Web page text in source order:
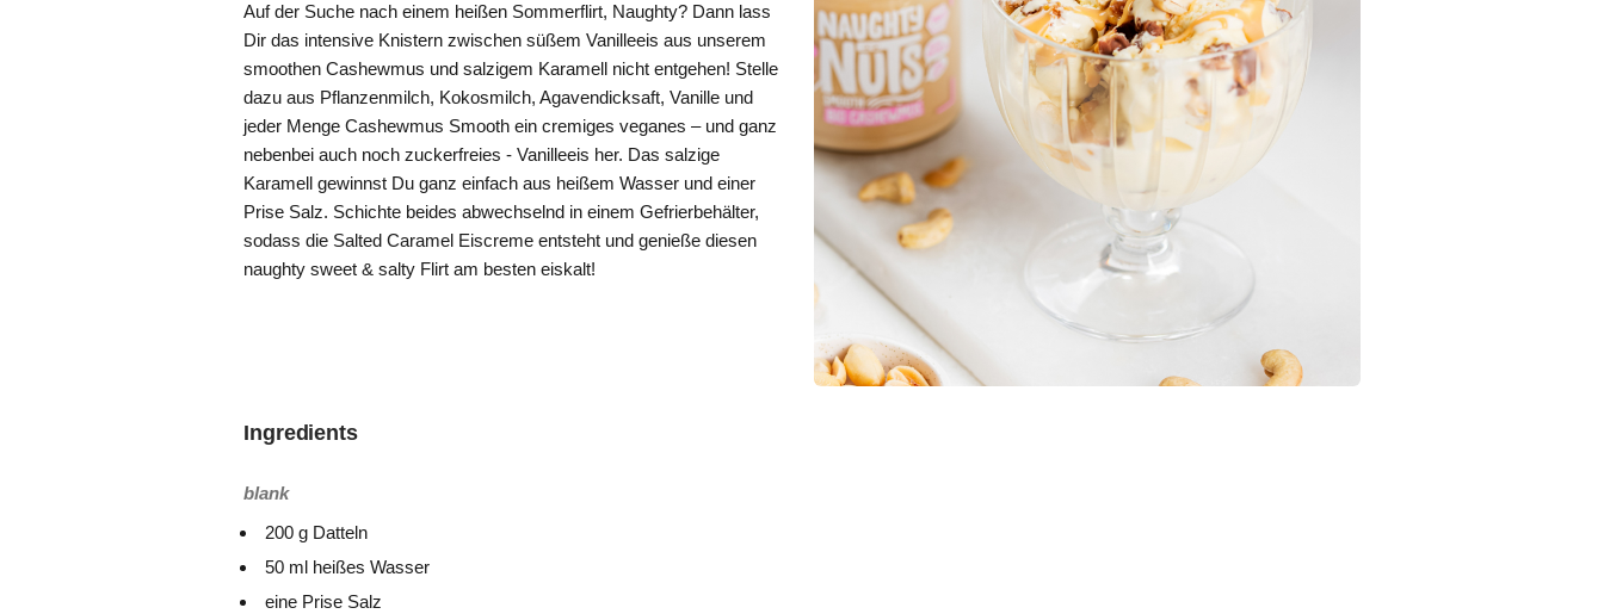
Auf der Suche nach einem heißen Sommerflirt, Naughty? Dann lass
Dir das intensive Knistern zwischen süßem Vanilleeis aus unserem
smoothen Cashewmus und salzigem Karamell nicht entgehen! Stelle
dazu aus Pflanzenmilch, Kokosmilch, Agavendicksaft, Vanille und
jeder Menge Cashewmus Smooth ein cremiges veganes – und ganz
nebenbei auch noch zuckerfreies - Vanilleeis her. Das salzige
Karamell gewinnst Du ganz einfach aus heißem Wasser und einer
Prise Salz. Schichte beides abwechselnd in einem Gefrierbehälter,
sodass die Salted Caramel Eiscreme entsteht und genieße diesen
naughty sweet & salty Flirt am besten eiskalt!
Ingredients
blank
200 g Datteln
50 ml heißes Wasser
eine Prise Salz